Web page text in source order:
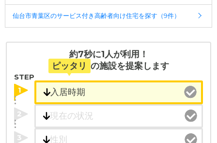
仙台市青葉区のサービス付き高齢者向け住宅を探す（9件）
約7秒に1人が利用！
ピッタリ の施設を提案します
STEP
1
2
3